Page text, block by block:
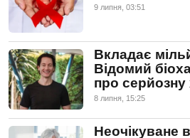
9 липня, 03:51
Вкладає
Відомий
про
8 липня, 15:25
Неочікуване